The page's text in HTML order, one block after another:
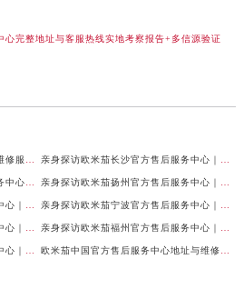
心完整地址与客服热线实地考察报告+多信源验证